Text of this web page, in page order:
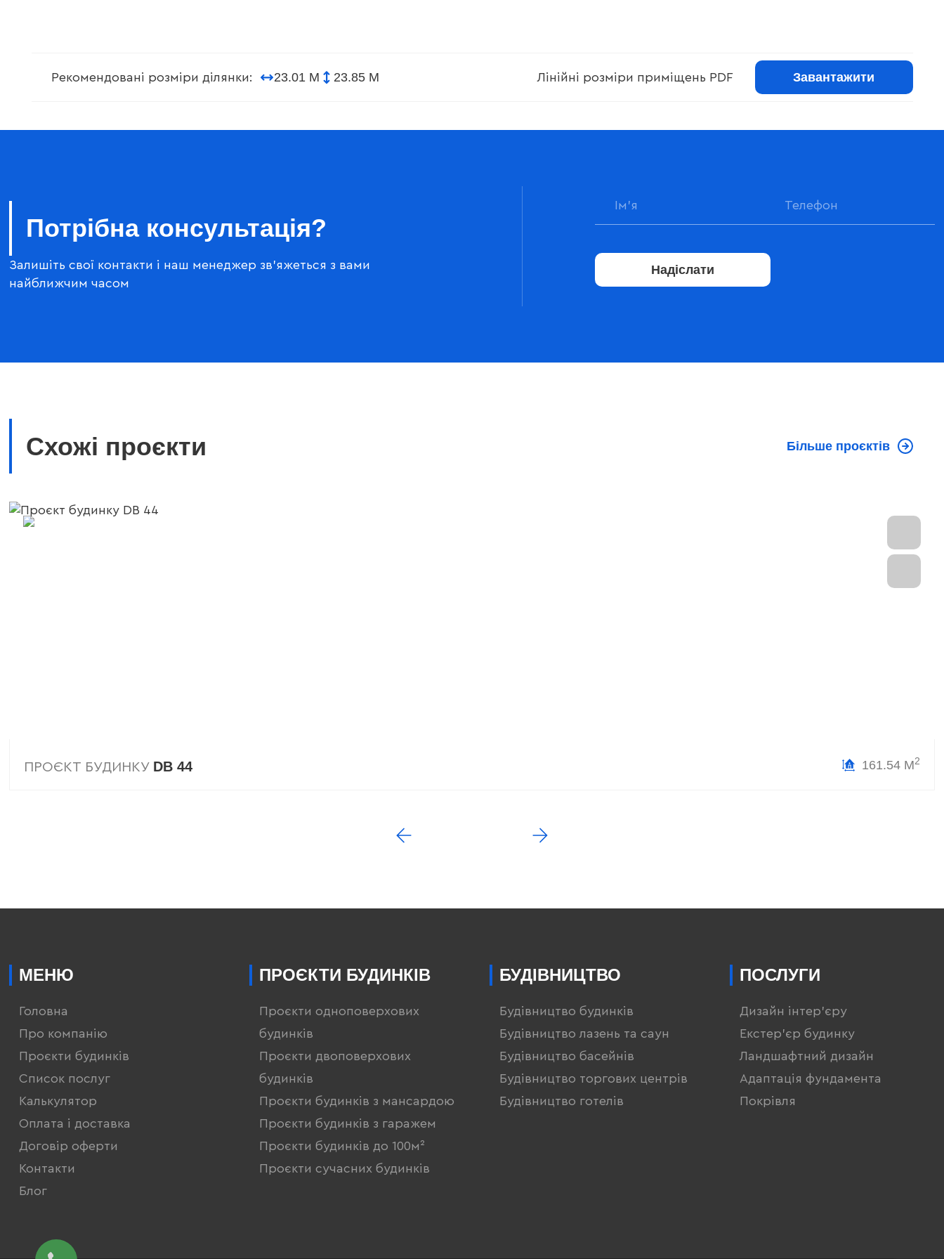
Рекомендовані розміри ділянки: 23.01 М 23.85 М Лінійні розміри приміщень PDF Завантажити
Потрібна консультація?
Залишіть свої контакти і наш менеджер зв'яжеться з вами
найближчим часом
Надіслати
Схожі проєкти Більше проєктів
ПРОЄКТ БУДИНКУ DB 44 161.54 М2
МЕНЮ
Головна
Про компанію
Проєкти будинків
Список послуг
Калькулятор
Оплата і доставка
Договір оферти
Контакти
Блог
ПРОЄКТИ БУДИНКІВ
Проєкти одноповерхових
будинків
Проєкти двоповерхових
будинків
Проєкти будинків з мансардою
Проєкти будинків з гаражем
Проєкти будинків до 100м²
Проєкти сучасних будинків
БУДІВНИЦТВО
Будівництво будинків
Будівництво лазень та саун
Будівництво басейнів
Будівництво торгових центрів
Будівництво готелів
ПОСЛУГИ
Дизайн інтер'єру
Екстер'єр будинку
Ландшафтний дизайн
Адаптація фундамента
Покрівля